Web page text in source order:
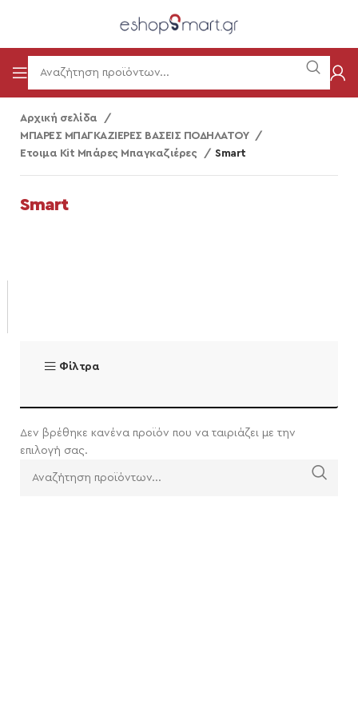
Αρχική σελίδα
ΜΠΑΡΕΣ ΜΠΑΓΚΑΖΙΕΡΕΣ ΒΑΣΕΙΣ ΠΟΔΗΛΑΤΟΥ
Ετοιμα Kit Μπάρες Μπαγκαζιέρες
Smart
Smart
Φίλτρα
Δεν βρέθηκε κανένα προϊόν που να ταιριάζει με την
επιλογή σας.